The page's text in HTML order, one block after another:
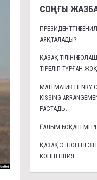
СОҢҒЫ
ПРЕЗИДЕНТТІҢ
АЯҚТАЛАДЫ?
ҚАЗАҚ ТІЛІНІҢ
ТІРЕЛІП ТҰРҒАН
МАТЕМАТИК HENRY
KISSING
РАСТАДЫ.
ҒАЛЫМ БОҚАШ
ҚАЗАҚ
КОНЦЕПЦИЯ